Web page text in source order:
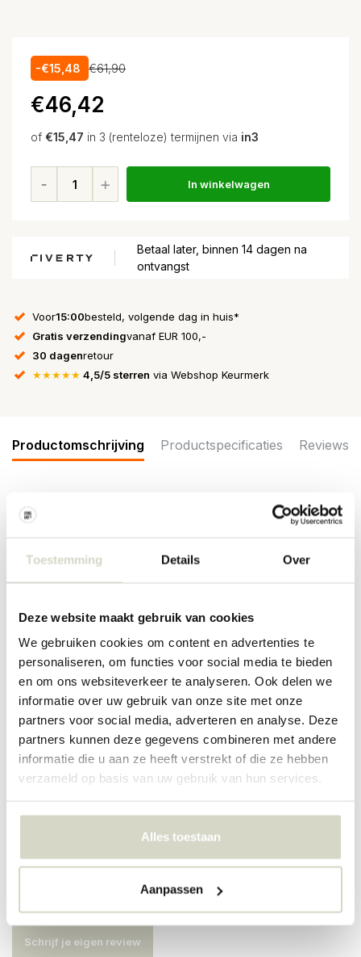
Toestemming Details Over
Deze website maakt gebruik van cookies
We gebruiken cookies om content en advertenties te
personaliseren, om functies voor social media te bieden
en om ons websiteverkeer te analyseren. Ook delen we
informatie over uw gebruik van onze site met onze
partners voor social media, adverteren en analyse. Deze
partners kunnen deze gegevens combineren met andere
informatie die u aan ze heeft verstrekt of die ze hebben
verzameld op basis van uw gebruik van hun services.
Alles toestaan
Aanpassen
-€15,48 €61,90
€46,42
of €15,47 in 3 (renteloze) termijnen via in3
In winkelwagen
Betaal later, binnen 14 dagen na
ontvangst
Voor15:00besteld, volgende dag in huis*
Gratis verzendingvanaf EUR 100,-
30 dagenretour
★★★★★ 4,5/5 sterren via Webshop Keurmerk
Productomschrijving Productspecificaties Reviews
De Bloomingvile Asha wijnglazen zijn gemaakt van helder glas met
een subtiel gehamerde textuur die een organische en verfijnde
Inhoud: 125ml
Kleur: clear
magnetron en oven.
PRODUCTSPECIFICATIES
SKU 82068389
Reviews
Schrijf je eigen review